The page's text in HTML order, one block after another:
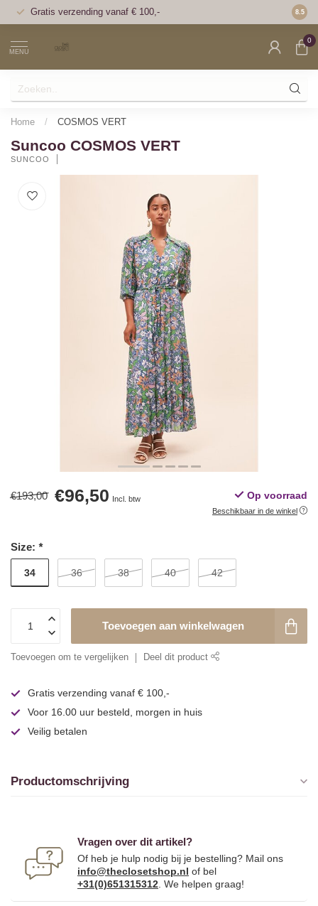
Gratis verzending vanaf € 100,- Voor
8.5
MENU
0
Home / COSMOS VERT
Suncoo COSMOS VERT
SUNCOO
€193,00 €96,50 Incl. btw Op voorraad
Beschikbaar in de winkel
Size: *
34 36 38 40 42
Toevoegen aan winkelwagen
Toevoegen om te vergelijken Deel dit product
Gratis verzending vanaf € 100,-
Voor 16.00 uur besteld, morgen in huis
Veilig betalen
Productomschrijving
Vragen over dit artikel?
Of heb je hulp nodig bij je bestelling? Mail ons
info@theclosetshop.nl of bel
+31(0)651315312 . We helpen graag!